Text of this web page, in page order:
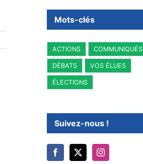
Mots-clés
ACTIONS COMMUNIQUÉS
DÉBATS VOS ÉLUES
ÉLECTIONS
Suivez-nous !